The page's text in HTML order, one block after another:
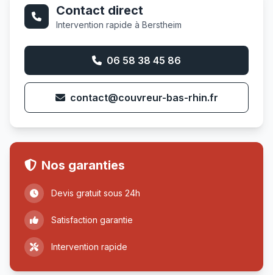
Contact direct
Intervention rapide à Berstheim
06 58 38 45 86
contact@couvreur-bas-rhin.fr
Nos garanties
Devis gratuit sous 24h
Satisfaction garantie
Intervention rapide